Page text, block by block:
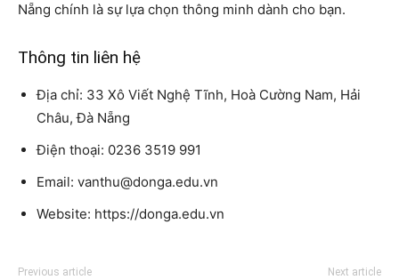
Nẵng chính là sự lựa chọn thông minh dành cho bạn.
Thông tin liên hệ
Địa chỉ: 33 Xô Viết Nghệ Tĩnh, Hoà Cường Nam, Hải
Châu, Đà Nẵng
Điện thoại: 0236 3519 991
Email: vanthu@donga.edu.vn
Website: https://donga.edu.vn
Previous article Next article